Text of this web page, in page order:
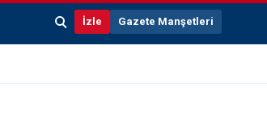
İzle Gazete Manşetleri